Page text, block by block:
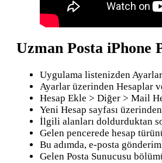
Uzman Posta iPhone
Uygulama listenizden
Ayarlar üzerinden Hesaplar
Hesap Ekle > Diğer > Mail
Yeni Hesap sayfası
İlgili alanları doldurduktan
Gelen pencerede hesap
Bu adımda, e-posta
Gelen Posta Sunucusu